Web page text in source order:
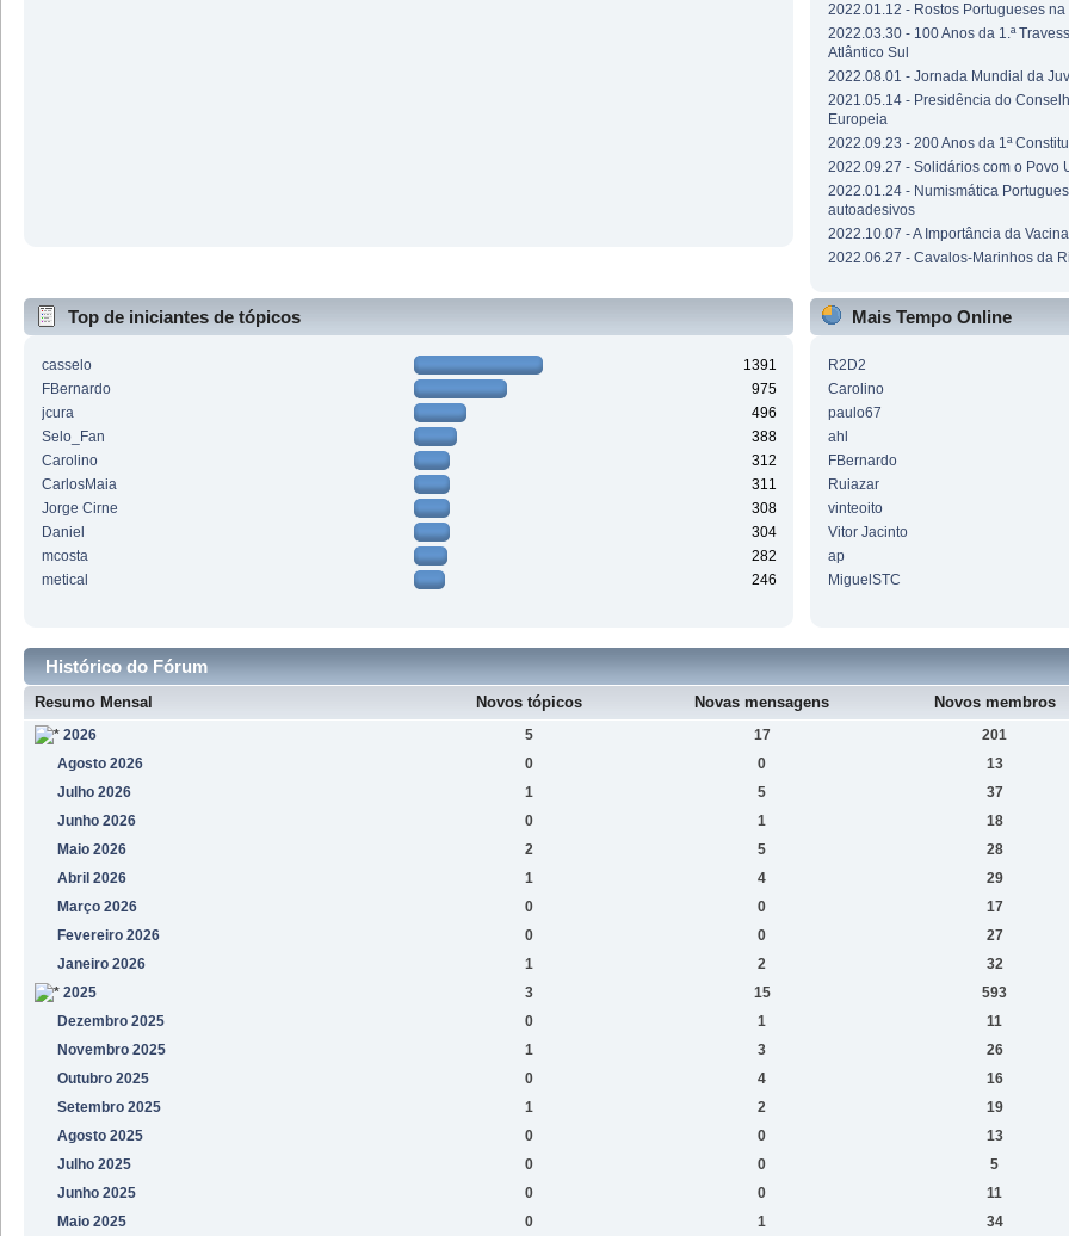
2022.01.12 - Rostos Portugueses na
2022.03.30 - 100 Anos da 1.ª
Atlântico Sul
2022.08.01 - Jornada Mundial da
2021.05.14 - Presidência do
Europeia
2022.09.23 - 200 Anos da 1ª
2022.09.27 - Solidários com o Povo
2022.01.24 - Numismática
autoadesivos
2022.10.07 - A Importância da
2022.06.27 - Cavalos-Marinhos da
Top de iniciantes de tópicos
casselo
1391
FBernardo
975
jcura
496
Selo_Fan
388
Carolino
312
CarlosMaia
311
Jorge Cirne
308
Daniel
304
mcosta
282
metical
246
Mais Tempo Online
R2D2
Carolino
paulo67
ahl
FBernardo
Ruiazar
vinteoito
Vitor Jacinto
ap
MiguelSTC
Histórico do Fórum
Resumo Mensal Novos tópicos Novas mensagens Novos membros
2026 5 17
201
Agosto 2026
0 0
13
Julho 2026
1 5
37
Junho 2026
0 1
18
Maio 2026
2 5
28
Abril 2026
1 4
29
Março 2026
0 0
17
Fevereiro 2026
0 0
27
Janeiro 2026
1 2
32
2025
3 15
593
Dezembro 2025
0 1
11
Novembro 2025
1 3
26
Outubro 2025
0 4
16
Setembro 2025
1 2
19
Agosto 2025
0 0
13
Julho 2025
0 0
5
Junho 2025
0 0
11
Maio 2025
0 1
34